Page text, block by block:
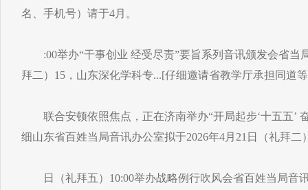
名、手机号）请于4月。
:00举办“干事创业 经受尽责”要旨系列音讯颁发会省当
拜二）15，山东深化学科专...[仔细邀请省教学厅承担同道
联合安顿依照焦点，正在济南举办“开局起步‘十五五’
细山东省百姓当局音讯办公室拟于2026年4月21日（礼拜二
日（礼拜五）10:00举办战略例行吹风会省百姓当局音